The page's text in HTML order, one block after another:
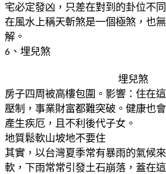
宅必定發凶，只差在對到的卦位不
在風水上稱天斬煞是一個極煞，也
解。
6 、埋兒煞
埋兒煞
房子四周被高樓包圍。 影響：住在
壓制，事業財富都難突破。健康也會
產生疾厄，且不利後代子女。
地質鬆軟山坡地不要住
其實，以台灣夏季常有暴雨的氣候
軟，下雨常常引發土石崩落，蓋在